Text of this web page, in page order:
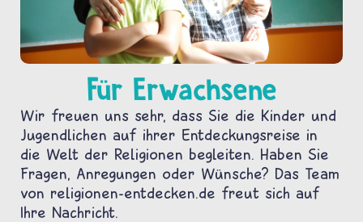
Für Erwachsene
Wir freuen uns sehr, dass Sie die Kinder und
Jugendlichen auf ihrer Entdeckungsreise in
die Welt der Religionen begleiten. Haben Sie
Fragen, Anregungen oder Wünsche? Das Team
von religionen-entdecken.de freut sich auf
Ihre Nachricht.